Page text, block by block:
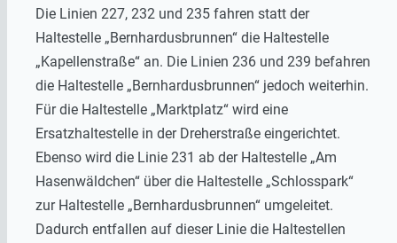
Die Linien 227, 232 und 235 fahren statt der
Haltestelle „Bernhardusbrunnen“ die Haltestelle
„Kapellenstraße“ an. Die Linien 236 und 239 befahren
die Haltestelle „Bernhardusbrunnen“ jedoch weiterhin.
Für die Haltestelle „Marktplatz“ wird eine
Ersatzhaltestelle in der Dreherstraße eingerichtet.
Ebenso wird die Linie 231 ab der Haltestelle „Am
Hasenwäldchen“ über die Haltestelle „Schlosspark“
zur Haltestelle „Bernhardusbrunnen“ umgeleitet.
Dadurch entfallen auf dieser Linie die Haltestellen